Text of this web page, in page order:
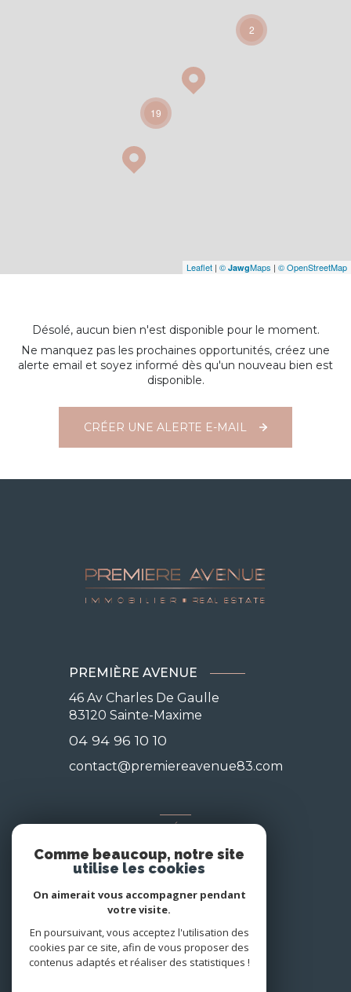
2
19
Leaflet | © JawgMaps | © OpenStreetMap
Désolé, aucun bien n'est disponible pour le moment.
Ne manquez pas les prochaines opportunités, créez une
alerte email et soyez informé dès qu'un nouveau bien est
disponible.
CRÉER UNE ALERTE E-MAIL
PREMIÈRE AVENUE
46 Av Charles De Gaulle
83120 Sainte-Maxime
04 94 96 10 10
contact@premiereavenue83.com
NOS RÉSEAUX
Nous suivre
Comme beaucoup, notre site
utilise les cookies
On aimerait vous accompagner pendant
votre visite.
En poursuivant, vous acceptez l'utilisation des
cookies par ce site, afin de vous proposer des
contenus adaptés et réaliser des statistiques !